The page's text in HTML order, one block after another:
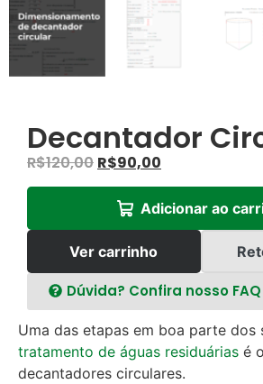
Decantador
R$120,00 R$90,00
Adicionar ao
Ver carrinho
Dúvida? Confira nosso FAQ
Uma das etapas em boa parte dos
tratamento de águas residuárias é
decantadores circulares.